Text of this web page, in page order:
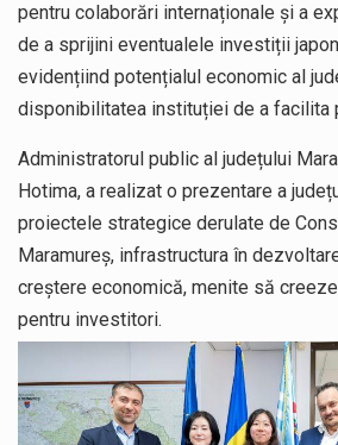
pentru colaborări internaționale și a
de a sprijini eventualele investiții
evidențiind potențialul economic al
disponibilitatea instituției de a facilita
Administratorul public al județului
Hotima, a realizat o prezentare a
proiectele strategice derulate de
Maramureș, infrastructura în
creștere economică, menite să
pentru investitori.